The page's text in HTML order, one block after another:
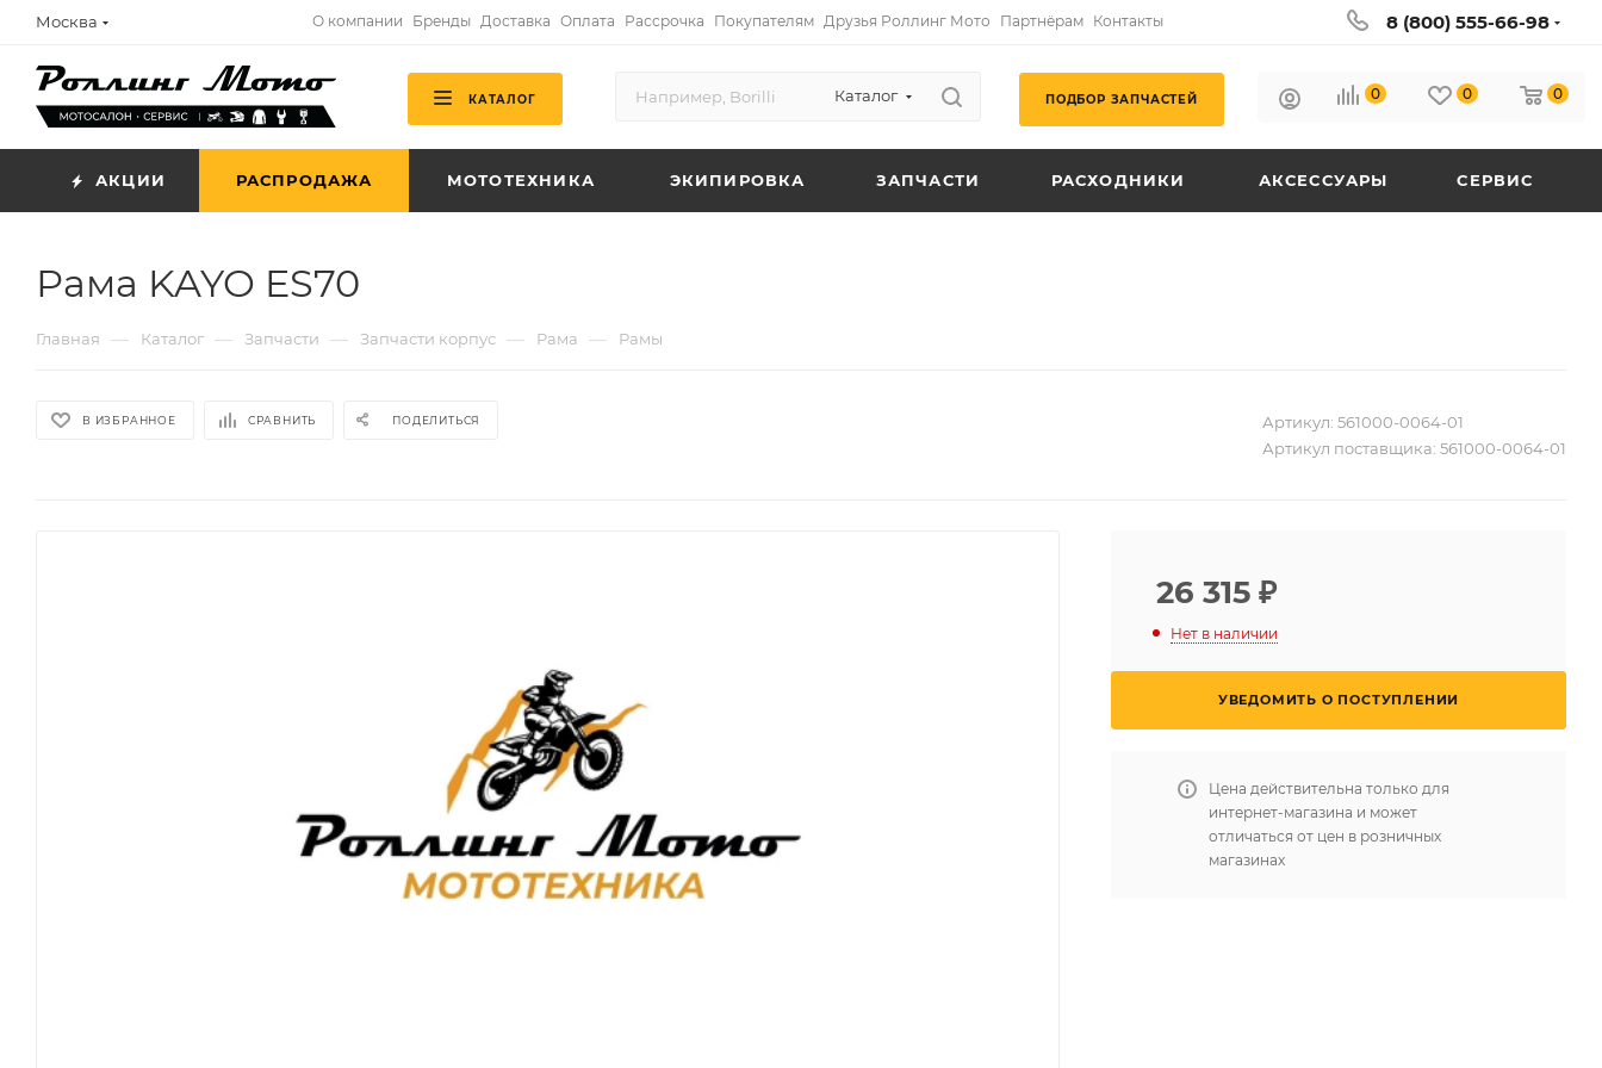
Москва О компании Бренды Доставка Оплата Рассрочка Покупателям Друзья Роллинг Мото Партнёрам Контакты 8 (800) 555-66-98
КАТАЛОГ Каталог ПОДБОР ЗАПЧАСТЕЙ 0 0 0
АКЦИИ РАСПРОДАЖА МОТОТЕХНИКА ЭКИПИРОВКА ЗАПЧАСТИ РАСХОДНИКИ АКСЕССУАРЫ СЕРВИС
Рама KAYO ES70
Главная — Каталог — Запчасти — Запчасти корпус — Рама — Рамы
В ИЗБРАННОЕ СРАВНИТЬ ПОДЕЛИТЬСЯ Артикул: 561000-0064-01
Артикул поставщика: 561000-0064-01
26 315 ₽
Нет в наличии
УВЕДОМИТЬ О ПОСТУПЛЕНИИ
Цена действительна только для
интернет-магазина и может
отличаться от цен в розничных
магазинах